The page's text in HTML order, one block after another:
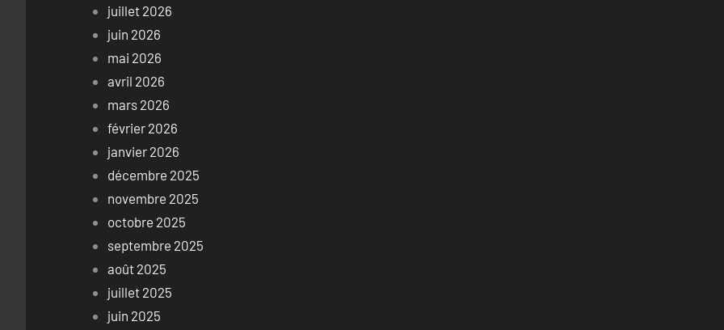
juillet 2026
juin 2026
mai 2026
avril 2026
mars 2026
février 2026
janvier 2026
décembre 2025
novembre 2025
octobre 2025
septembre 2025
août 2025
juillet 2025
juin 2025